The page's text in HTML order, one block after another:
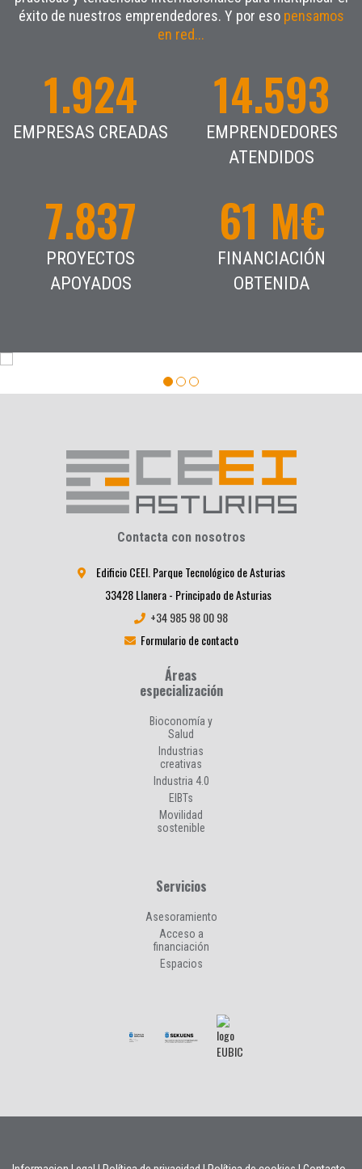
éxito de nuestros emprendedores. Y por eso pensamos
en red...
1.924
EMPRESAS CREADAS
14.593
EMPRENDEDORES
ATENDIDOS
7.837
PROYECTOS
APOYADOS
61 M€
FINANCIACIÓN
OBTENIDA
Contacta con nosotros
Edificio CEEI. Parque Tecnológico de Asturias
33428 Llanera - Principado de Asturias
+34 985 98 00 98
Formulario de contacto
Áreas
especialización
Bioconomía y
Salud
Industrias
creativas
Industria 4.0
EIBTs
Movilidad
sostenible
Servicios
Asesoramiento
Acceso a
financiación
Espacios